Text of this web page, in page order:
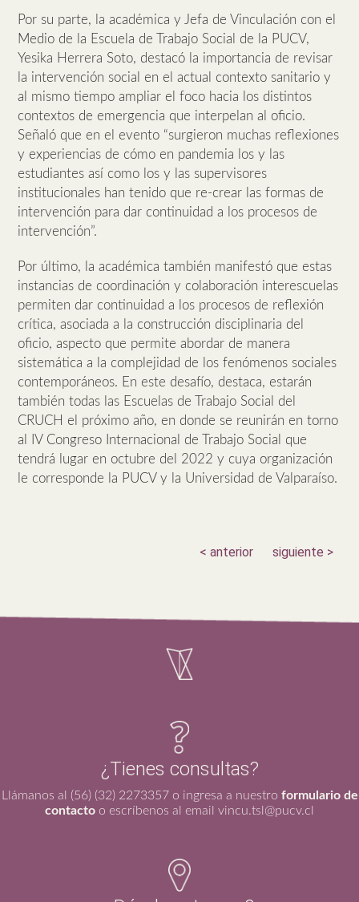
Por su parte, la académica y Jefa de Vinculación con el
Medio de la Escuela de Trabajo Social de la PUCV,
Yesika Herrera Soto, destacó la importancia de revisar
la intervención social en el actual contexto sanitario y
al mismo tiempo ampliar el foco hacia los distintos
contextos de emergencia que interpelan al oficio.
Señaló que en el evento “surgieron muchas reflexiones
y experiencias de cómo en pandemia los y las
estudiantes así como los y las supervisores
institucionales han tenido que re-crear las formas de
intervención para dar continuidad a los procesos de
intervención”.
Por último, la académica también manifestó que estas
instancias de coordinación y colaboración interescuelas
permiten dar continuidad a los procesos de reflexión
crítica, asociada a la construcción disciplinaria del
oficio, aspecto que permite abordar de manera
sistemática a la complejidad de los fenómenos sociales
contemporáneos. En este desafío, destaca, estarán
también todas las Escuelas de Trabajo Social del
CRUCH el próximo año, en donde se reunirán en torno
al IV Congreso Internacional de Trabajo Social que
tendrá lugar en octubre del 2022 y cuya organización
le corresponde la PUCV y la Universidad de Valparaíso.
< anterior siguiente >
¿Tienes consultas?
Llámanos al (56) (32) 2273357 o ingresa a nuestro formulario de
contacto o escríbenos al email vincu.tsl@pucv.cl